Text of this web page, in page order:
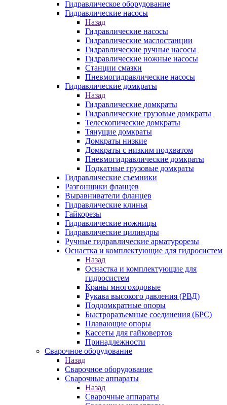
Гидравлическое оборудование
Гидравлические насосы
Назад
Гидравлические насосы
Гидравлические маслостанции
Гидравлические ручные насосы
Гидравлические ножные насосы
Станции смазки
Пневмогидравлические насосы
Гидравлические домкраты
Назад
Гидравлические домкраты
Гидравлические грузовые домкраты
Телескопические домкраты
Тянущие домкраты
Домкраты низкие
Домкраты с низким подхватом
Пневмогидравлические домкраты
Подкатные грузовые домкраты
Гидравлические съемники
Разгонщики фланцев
Выравниватели фланцев
Гидравлические клинья
Гайкорезы
Гидравлические ножницы
Гидравлические цилиндры
Ручные гидравлические арматурорезы
Оснастка и комплектующие для гидросистем
Назад
Оснастка и комплектующие для
гидросистем
Краны многоходовые
Рукава высокого давления (РВД)
Поддомкратные опоры
Быстроразъемные соединения (БРС)
Плавающие опоры
Кассеты для гайковертов
Принадлежности
Сварочное оборудование
Назад
Сварочное оборудование
Сварочные аппараты
Назад
Сварочные аппараты